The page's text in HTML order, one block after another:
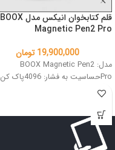
قلم کتابخوان انیکس مدل BOOX
Magnetic Pen2 Pro
19,900,000 تومان
مدل: BOOX Magnetic Pen2
Proحساسیت به فشار: 4096پاک کن: دارد